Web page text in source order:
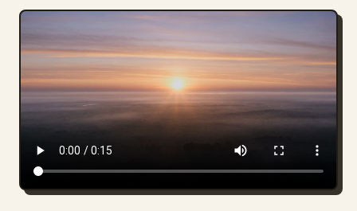
技能
提示詞
下載